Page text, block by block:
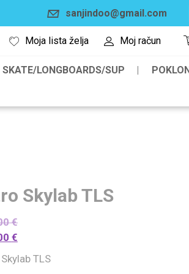
sanjindoo@gmail.com
Moj račun
Moja lista želja
SKATE/LONGBOARDS/SUP
Skylab TLS
€
€
TLS